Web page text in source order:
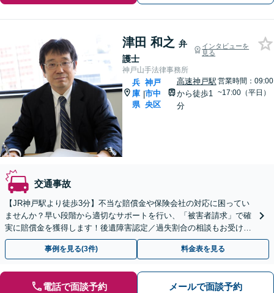
津田 和之 弁
護士
インタビューを
見る
神戸山手法律事務所
兵
庫
県
|
神戸
市中
央区
高速神戸駅
から徒歩1
分
営業時間：09:00
~17:00（平日）
交通事故
【JR神戸駅より徒歩3分】不当な賠償金や保険会社の対応に困ってい
ませんか？早い段階から適切なサポートを行い、「被害者請求」で確
実に賠償金を獲得します！後遺障害認定／過失割合の相談もお受けし
ます【初回のご相談無料】【土日・夜間の受付可能】
事例を見る(3件) 料金表を見る
電話で面談予約 メールで面談予約